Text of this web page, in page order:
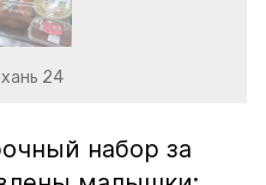
24
набор за